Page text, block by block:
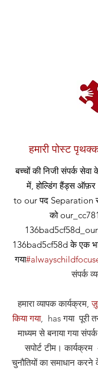
हमारी पोस्ट
बच्चों की निजी संपर्क
में, होल्डिंग हैंड्स ऑफ़र
to ourपद Separation
को
136bad5cf58d के एक
गया
संपर्क
हमारा व्यापक कार्यक्रम,
किया गया, has गया पूरी
माध्यम से बनाया गया
सपोर्ट टीम।
चुनौतियों का समाधान